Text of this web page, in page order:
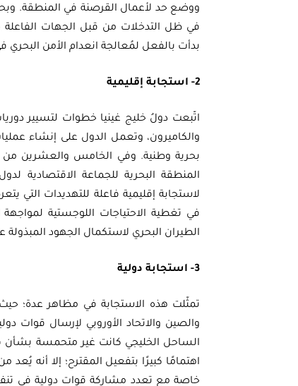
ووضع حد لأعمال القرصنة في المنطقة. وبحث
في ظل التدخلات من قبل الجهات الفاعلة
بدأت بالفعل لمُعالجة انعدام الأمن البحري
2- استجابة إقليمية
اتّبعت دولُ خليج غينيا خطوات لتسيير
والكاميرون، وتعمل الدول على إنشاء
المنطقة البحرية للجماعة الاقتصادية
لاستجابة إقليمية فاعلة للتهديدات التي
في تغطية الاحتياجات اللوجستية
الطيران البحري لاستكمال الجهود المبذولة
3- استجابة دولية
تمثّلت هذه الاستجابة في مظاهر عدة؛
والصين والاتحاد الأوروبي لإرسال قوات
الساحل الخليجي كانت غير متحمسة بشأن
اهتمامًا كبيرًا بتفعيل المقترح؛ إلا أنه
خاصة مع تعدد مشاركة قوات دولية في